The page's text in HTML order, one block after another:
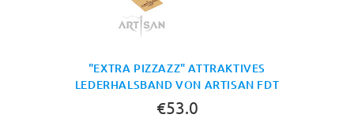
"EXTRA PIZZAZZ" ATTRAKTIVES
LEDERHALSBAND VON ARTISAN FDT
€53.0